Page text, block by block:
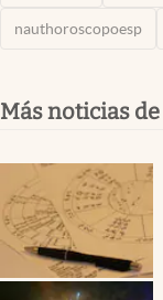
nauthoroscopoesp
Más noticias de